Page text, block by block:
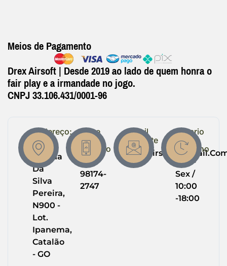
Meios de Pagamento
Drex Airsoft | Desde 2019 ao lado de quem honra o
fair play e a irmandade no jogo.
CNPJ 33.106.431/0001-96
Endereço:
R.
Helena
Da
Silva
Pereira,
N900 -
Lot.
Ipanema,
Catalão
- GO
Entre
em
Contato
(64)
98174-
2747
Email
Suporte
Horario
de
Trabalho
Seg -
Sex /
10:00
-18:00